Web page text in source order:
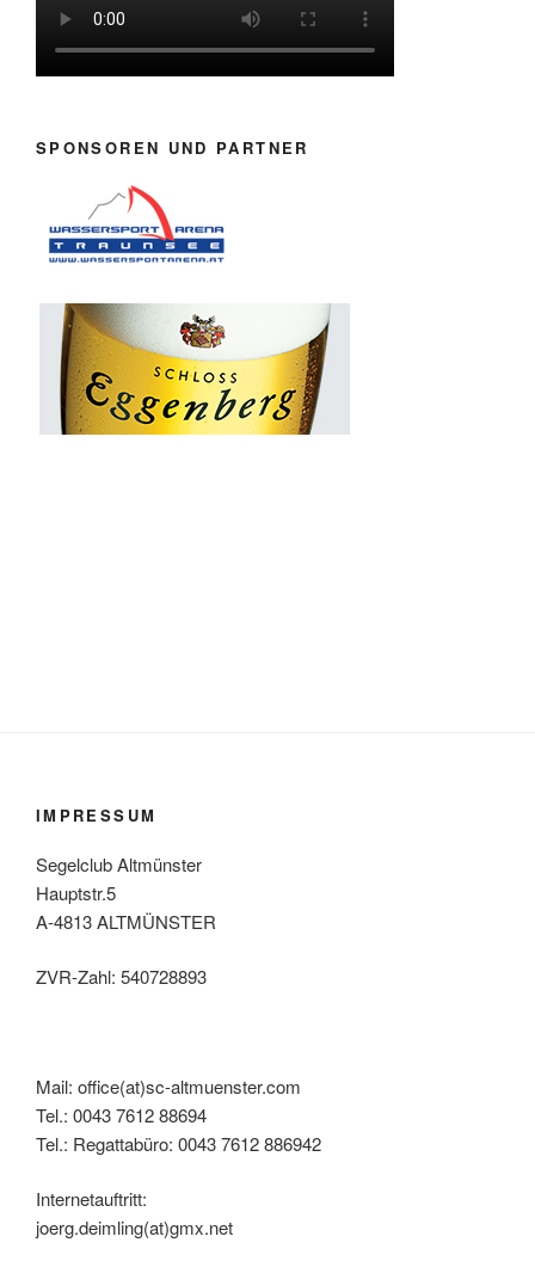
SPONSOREN UND PARTNER
IMPRESSUM
Segelclub Altmünster
Hauptstr.5
A-4813 ALTMÜNSTER
ZVR-Zahl: 540728893
Mail: office(at)sc-altmuenster.com
Tel.: 0043 7612 88694
Tel.: Regattabüro: 0043 7612 886942
Internetauftritt:
joerg.deimling(at)gmx.net